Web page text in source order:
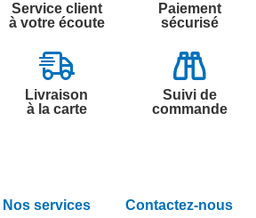
Service client
à votre écoute
Paiement
sécurisé
Livraison
à la carte
Suivi de
commande
Nos services Contactez-nous